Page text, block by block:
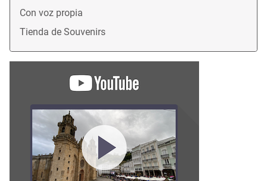
Con voz propia
Tienda de Souvenirs